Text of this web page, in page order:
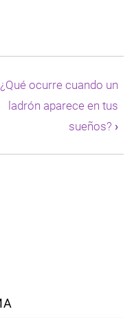
¿Qué ocurre cuando un
ladrón aparece en tus
sueños? ›